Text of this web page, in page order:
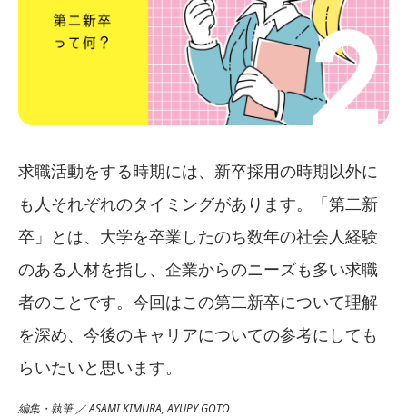
求職活動をする時期には、新卒採用の時期以外に
も人それぞれのタイミングがあります。「第二新
卒」とは、大学を卒業したのち数年の社会人経験
のある人材を指し、企業からのニーズも多い求職
者のことです。今回はこの第二新卒について理解
を深め、今後のキャリアについての参考にしても
らいたいと思います。
編集・執筆 ／ ASAMI KIMURA, AYUPY GOTO